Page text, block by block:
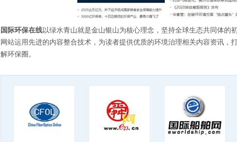
国际环保在线以绿水青山就是金山银山为核心理念，坚持全球生态共同体
网站运用先进的内容整合技术，为读者提供优质的环境治理相关内容资讯
解环保圈。